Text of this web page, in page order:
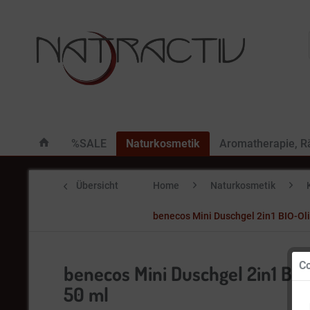
%SALE Naturkosmetik Aromatherapie,
Übersicht Home Naturkosmetik
benecos Mini Duschgel 2in1 BIO-
benecos Mini Duschgel 2in1
50 ml